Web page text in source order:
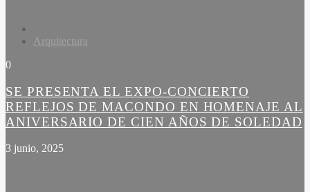
Arquitectura
0
SE PRESENTA EL EXPO-CONCIERTO
REFLEJOS DE MACONDO EN HOMENAJE AL
ANIVERSARIO DE CIEN AÑOS DE SOLEDAD
3 junio, 2025